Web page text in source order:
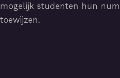
mogelijk studenten hun
toewijzen.